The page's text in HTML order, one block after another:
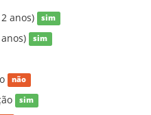
anos) sim
sim
não
sim